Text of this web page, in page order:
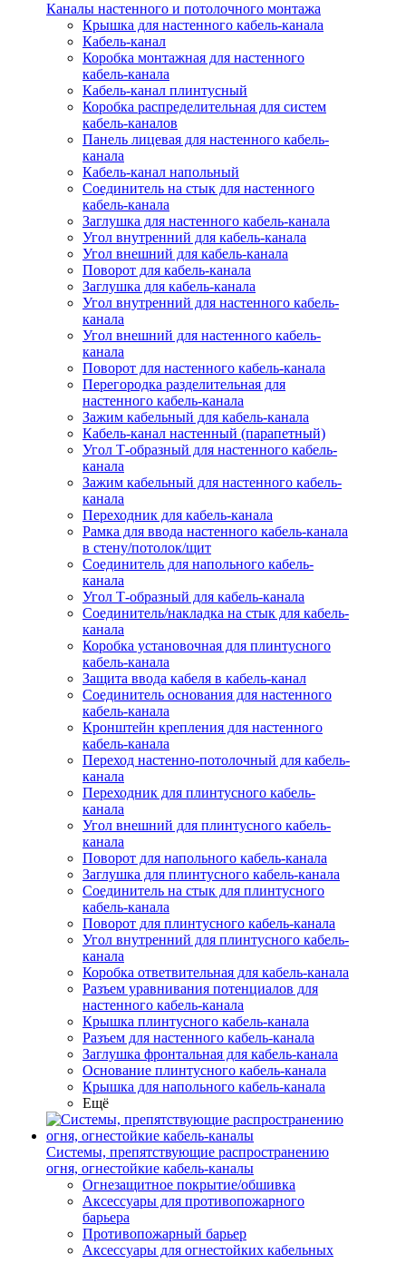
Каналы настенного и потолочного монтажа
Крышка для настенного кабель-канала
Кабель-канал
Коробка монтажная для настенного
кабель-канала
Кабель-канал плинтусный
Коробка распределительная для систем
кабель-каналов
Панель лицевая для настенного кабель-
канала
Кабель-канал напольный
Соединитель на стык для настенного
кабель-канала
Заглушка для настенного кабель-канала
Угол внутренний для кабель-канала
Угол внешний для кабель-канала
Поворот для кабель-канала
Заглушка для кабель-канала
Угол внутренний для настенного кабель-
канала
Угол внешний для настенного кабель-
канала
Поворот для настенного кабель-канала
Перегородка разделительная для
настенного кабель-канала
Зажим кабельный для кабель-канала
Кабель-канал настенный (парапетный)
Угол Т-образный для настенного кабель-
канала
Зажим кабельный для настенного кабель-
канала
Переходник для кабель-канала
Рамка для ввода настенного кабель-канала
в стену/потолок/щит
Соединитель для напольного кабель-
канала
Угол Т-образный для кабель-канала
Соединитель/накладка на стык для кабель-
канала
Коробка установочная для плинтусного
кабель-канала
Защита ввода кабеля в кабель-канал
Соединитель основания для настенного
кабель-канала
Кронштейн крепления для настенного
кабель-канала
Переход настенно-потолочный для кабель-
канала
Переходник для плинтусного кабель-
канала
Угол внешний для плинтусного кабель-
канала
Поворот для напольного кабель-канала
Заглушка для плинтусного кабель-канала
Соединитель на стык для плинтусного
кабель-канала
Поворот для плинтусного кабель-канала
Угол внутренний для плинтусного кабель-
канала
Коробка ответвительная для кабель-канала
Разъем уравнивания потенциалов для
настенного кабель-канала
Крышка плинтусного кабель-канала
Разъем для настенного кабель-канала
Заглушка фронтальная для кабель-канала
Основание плинтусного кабель-канала
Крышка для напольного кабель-канала
Ещё
Системы, препятствующие распространению
огня, огнестойкие кабель-каналы
Огнезащитное покрытие/обшивка
Аксессуары для противопожарного
барьера
Противопожарный барьер
Аксессуары для огнестойких кабельных